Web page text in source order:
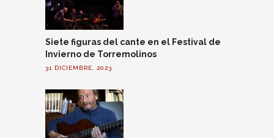
Siete figuras del cante en el Festival de
Invierno de Torremolinos
31 DICIEMBRE, 2023